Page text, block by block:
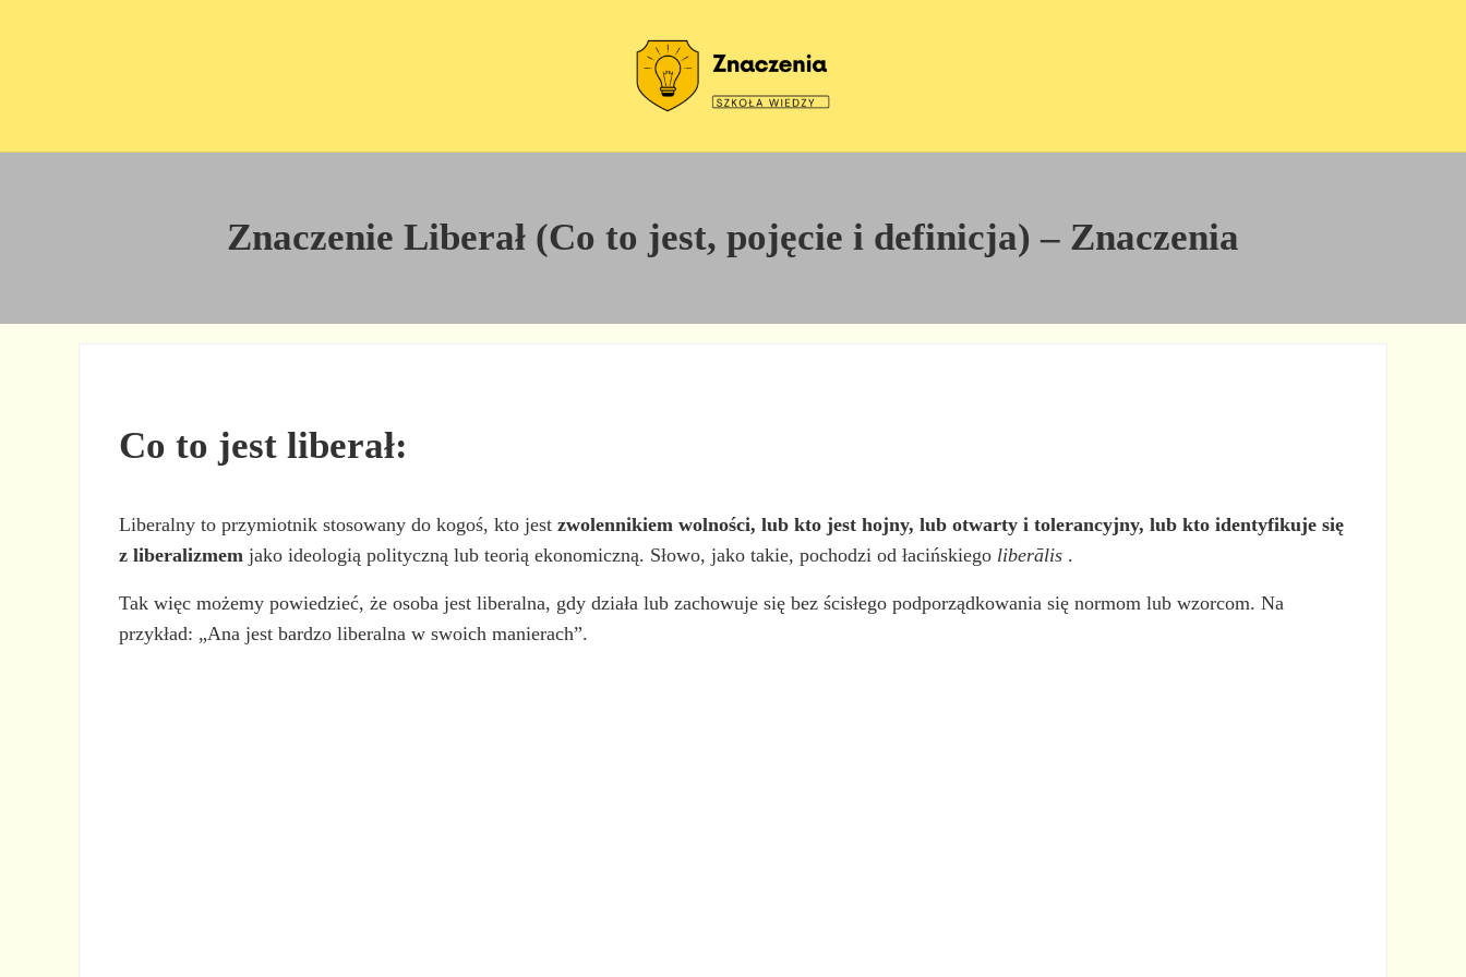
Znaczenie Liberał (Co to jest, pojęcie i definicja) – Znaczenia
Co to jest liberał:
Liberalny to przymiotnik stosowany do kogoś, kto jestzwolennikiem wolności, lub kto jest hojny, lub otwarty i tolerancyjny, lub kto identyfikuje się
z liberalizmem jako ideologią polityczną lub teorią ekonomiczną. Słowo, jako takie, pochodzi od łacińskiego liberālis .
Tak więc możemy powiedzieć, że osoba jest liberalna, gdy działa lub zachowuje się bez ścisłego podporządkowania się normom lub wzorcom. Na
przykład: „Ana jest bardzo liberalna w swoich manierach”.